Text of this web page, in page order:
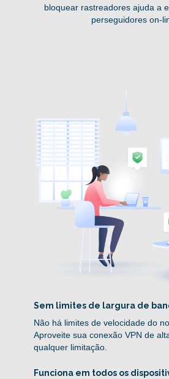
bloquear rastreadores ajuda a
perseguidores on-
Sem limites de largura de
Não há limites de velocidade do
Aproveite sua conexão VPN de
qualquer limitação.
Funciona em todos os